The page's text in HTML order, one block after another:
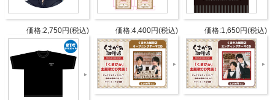
仕様
DISC1：新規録りおろしラジオ（オ
ーディオCD）
ジャケット：撮りおろし写真使用
タブリエ・コミュニケーションズ株
式会社
価格:2,750円(税込) 価格:4,400円(税込) 価格:1,650円(税込)